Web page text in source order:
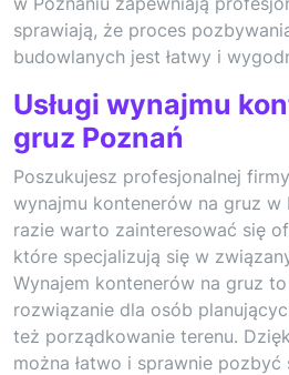
sprawiają, że proces
budowlanych jest łatwy i
Usługi wynajmu
gruz Poznań
Poszukujesz profesjonalnej
wynajmu kontenerów na gruz w
razie warto zainteresować się
które specjalizują się w
Wynajem kontenerów na gruz
rozwiązanie dla osób
też porządkowanie terenu.
można łatwo i sprawnie